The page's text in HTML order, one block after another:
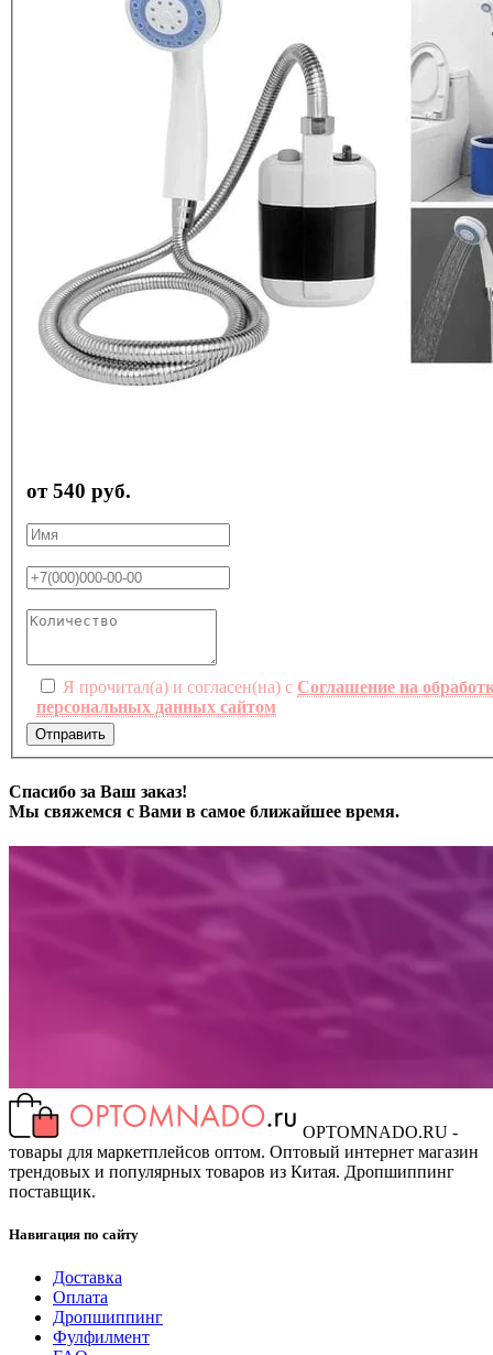
от 540 руб.
Я прочитал(а) и согласен(на) с Соглашение на
персональных данных сайтом
Отправить
Спасибо за Ваш заказ!
Мы свяжемся с Вами в самое ближайшее время.
OPTOMNADO.RU -
товары для маркетплейсов оптом. Оптовый интернет магазин
трендовых и популярных товаров из Китая. Дропшиппинг
поставщик.
Навигация по сайту
Доставка
Оплата
Дропшиппинг
Фулфилмент